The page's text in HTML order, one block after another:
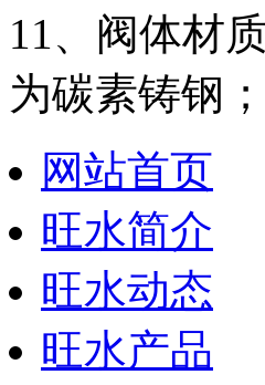
11、阀体材
为碳素铸钢
网站首页
旺水简介
旺水动态
旺水产品